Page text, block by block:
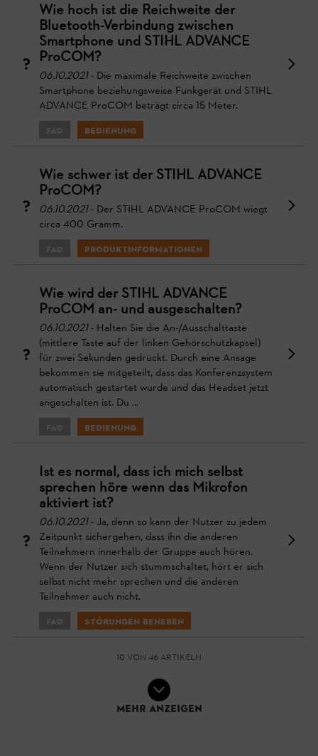
Wie hoch ist die Reichweite der
Bluetooth-Verbindung zwischen
Smartphone und STIHL ADVANCE
ProCOM?
06.10.2021- Die maximale Reichweite zwischen
Smartphone beziehungsweise Funkgerät und STIHL
ADVANCE ProCOM beträgt circa 15 Meter.
FAQ Bedienung
Wie schwer ist der STIHL ADVANCE
ProCOM?
06.10.2021- Der STIHL ADVANCE ProCOM wiegt
circa 400 Gramm.
FAQ Produktinformationen
Wie wird der STIHL ADVANCE
ProCOM an- und ausgeschalten?
06.10.2021- Halten Sie die An-/Ausschalttaste
(mittlere Taste auf der linken Gehörschutzkapsel)
für zwei Sekunden gedrückt. Durch eine Ansage
bekommen sie mitgeteilt, dass das Konferenzsystem
automatisch gestartet wurde und das Headset jetzt
angeschalten ist. Du ...
FAQ Bedienung
Ist es normal, dass ich mich selbst
sprechen höre wenn das Mikrofon
aktiviert ist?
06.10.2021- Ja, denn so kann der Nutzer zu jedem
Zeitpunkt sichergehen, dass ihn die anderen
Teilnehmern innerhalb der Gruppe auch hören.
Wenn der Nutzer sich stummschaltet, hört er sich
selbst nicht mehr sprechen und die anderen
Teilnehmer auch nicht.
FAQ Störungen beheben
10 von 46 Artikeln
Mehr anzeigen